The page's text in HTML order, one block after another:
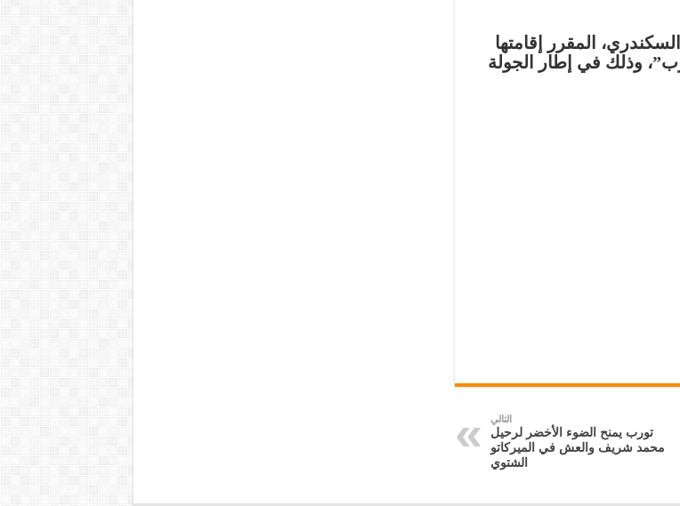
السكندري، المقرر إقامتها
وذلك في إطار الجولة
التالي
تورب يمنح الضوء الأخضر لرحيل
محمد شريف والعش في الميركاتو
الشتوي